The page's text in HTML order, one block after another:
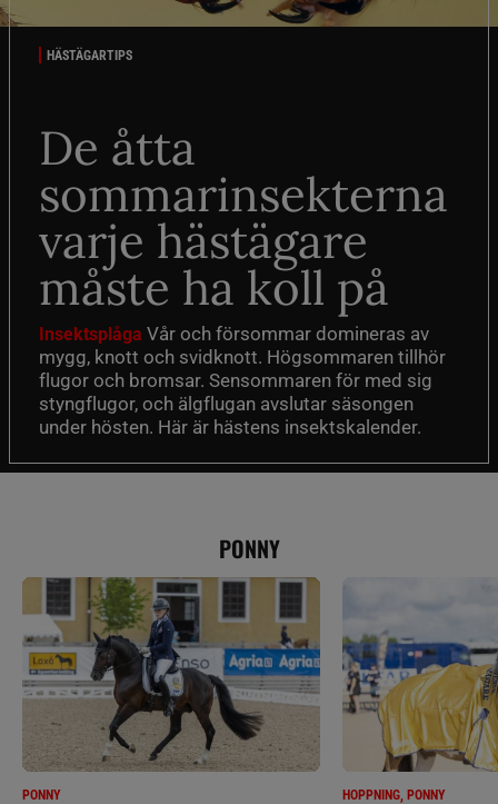
HÄSTÄGARTIPS
De åtta
sommarinsekterna
varje hästägare
måste ha koll på
Insektsplåga Vår och försommar domineras av
mygg, knott och svidknott. Högsommaren tillhör
flugor och bromsar. Sensommaren för med sig
styngflugor, och älgflugan avslutar säsongen
under hösten. Här är hästens insektskalender.
PONNY
PONNY HOPPNING, PONNY